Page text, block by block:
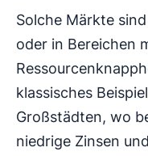
Solche Märkte
oder in Bereichen
klassisches
Großstädten, wo
niedrige Zinsen